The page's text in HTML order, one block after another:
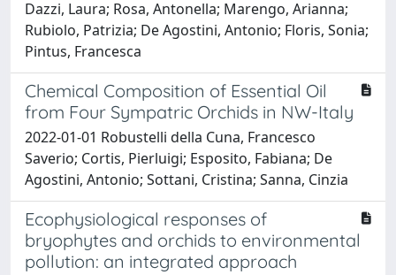
Dazzi, Laura; Rosa, Antonella; Marengo, Arianna;
Rubiolo, Patrizia; De Agostini, Antonio; Floris, Sonia;
Pintus, Francesca
Chemical Composition of Essential Oil
from Four Sympatric Orchids in NW-Italy
2022-01-01 Robustelli della Cuna, Francesco
Saverio; Cortis, Pierluigi; Esposito, Fabiana; De
Agostini, Antonio; Sottani, Cristina; Sanna, Cinzia
Ecophysiological responses of
bryophytes and orchids to environmental
pollution: an integrated approach